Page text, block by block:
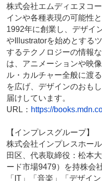
株式会社エムディエヌコ
インや各種表現の可能性
1992年に創業し、デザイ
やIllustratorを始めとする
するテクノロジーの情報
は、アニメーションや映
ル・カルチャー全般に渡
を広げ、デザインのおも
届けしています。
URL： https://
【インプレスグループ】
株式会社インプレスホー
田区、代表取締役：松本
ード市場9479）を持株会
「IT」「音楽」「デザイ